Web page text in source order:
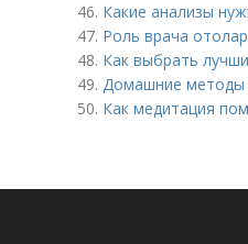
46. Какие анализы
47. Роль врача
48. Как выбрать
49. Домашние методы
50. Как медитация